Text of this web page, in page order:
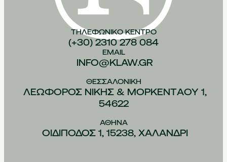
ΤΗΛΕΦΩΝΙΚO ΚEΝΤΡΟ
(+30) 2310 278 084
EMAIL
INFO@KLAW.GR
ΘΕΣΣΑΛΟΝIΚΗ
ΛΕΩΦOΡΟΣ ΝIΚΗΣ & ΜΟΡΚΕΝΤAΟΥ 1,
54622
ΑΘHΝΑ
ΟΙΔIΠΟΔΟΣ 1, 15238, ΧΑΛAΝΔΡΙ